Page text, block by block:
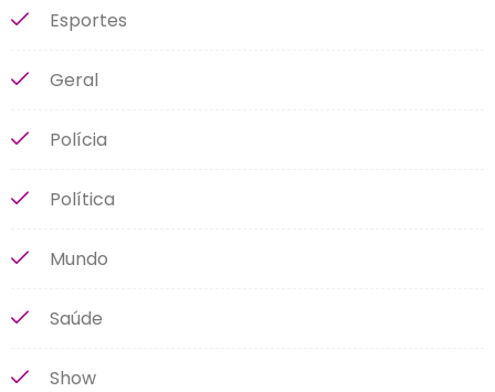
Esportes
Geral
Polícia
Política
Mundo
Saúde
Show